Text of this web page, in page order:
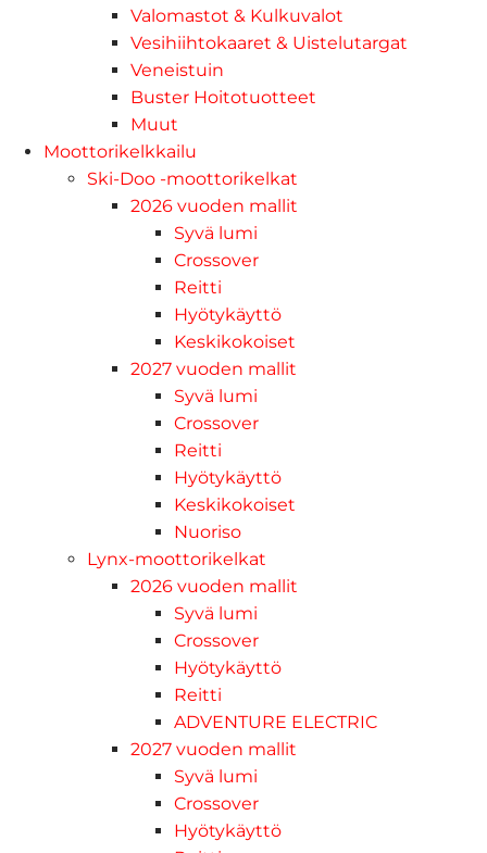
Valomastot & Kulkuvalot
Vesihiihtokaaret & Uistelutargat
Veneistuin
Buster Hoitotuotteet
Muut
Moottorikelkkailu
Ski-Doo -moottorikelkat
2026 vuoden mallit
Syvä lumi
Crossover
Reitti
Hyötykäyttö
Keskikokoiset
2027 vuoden mallit
Syvä lumi
Crossover
Reitti
Hyötykäyttö
Keskikokoiset
Nuoriso
Lynx-moottorikelkat
2026 vuoden mallit
Syvä lumi
Crossover
Hyötykäyttö
Reitti
ADVENTURE ELECTRIC
2027 vuoden mallit
Syvä lumi
Crossover
Hyötykäyttö